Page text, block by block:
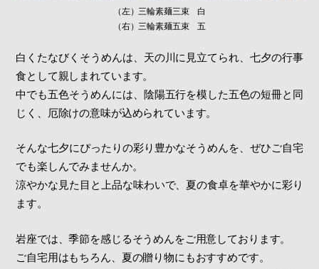
（左）三輪素麺三束 白
（右）三輪素麺五束 五
白くたなびくそうめんは、天の川に見立てられ、七夕の行事
食として親しまれています。
中でも五色そうめんには、陰陽五行を模した五色の短冊と同
じく、厄除けの意味が込められています。
そんな七夕にぴったりの彩り豊かなそうめんを、ぜひご自宅
でも楽しんでみませんか。
涼やかな見た目と上品な味わいで、夏の食卓を華やかに彩り
ます。
岩座では、季節を感じるそうめんをご用意しております。
ご自宅用はもちろん、夏の贈り物にもおすすめです。